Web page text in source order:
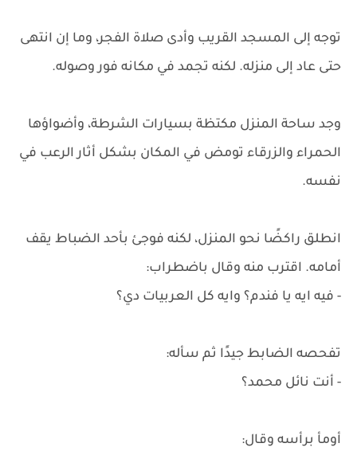
توجه إلى المسجد القريب وأدى صلاة الفجر، وما إن انتهى
حتى عاد إلى منزله. لكنه تجمد في مكانه فور وصوله.
وجد ساحة المنزل مكتظة بسيارات الشرطة، وأضواؤها
الحمراء والزرقاء تومض في المكان بشكل أثار الرعب في
نفسه.
انطلق راكضًا نحو المنزل، لكنه فوجئ بأحد الضباط يقف
أمامه. اقترب منه وقال باضطراب:
- فيه ايه يا فندم؟ وايه كل العربيات دي؟
تفحصه الضابط جيدًا ثم سأله:
- أنت نائل محمد؟
أومأ برأسه وقال: